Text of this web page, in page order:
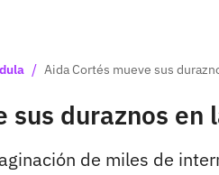
/ Aida Cortés mueve sus
sus duraznos
de miles de